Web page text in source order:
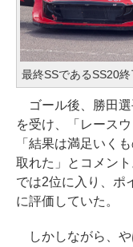
最終SSであるSS20
ゴール後、勝田選
を受け、「レース
「結果は満足いく
取れた」とコメン
では2位に入り、ポ
に評価していた。
しかしながら、や